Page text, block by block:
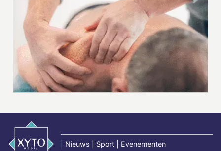
Nieuws | Sport | Evenementen